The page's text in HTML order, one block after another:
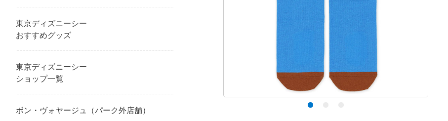
東京ディズニーシー
おすすめグッズ
東京ディズニーシー
ショップ一覧
ボン・ヴォヤージュ（パーク外店舗）